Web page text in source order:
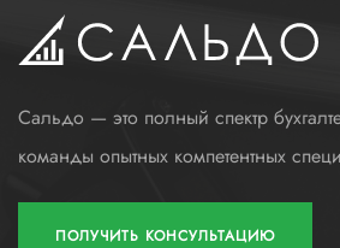
Сальдо — это полный спектр
команды опытных компетентных
ПОЛУЧИТЬ КОНСУЛЬТАЦИЮ